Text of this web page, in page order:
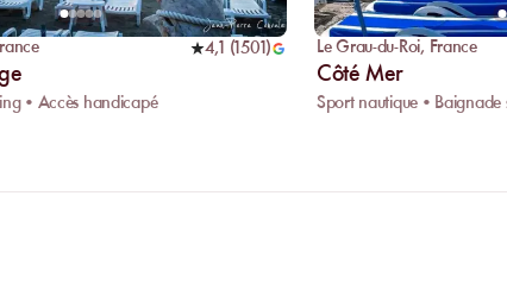
4,1 (1501 )
• Accès handicapé
Le Grau-du-Roi, France
Côté Mer
Sport nautique • Baignade